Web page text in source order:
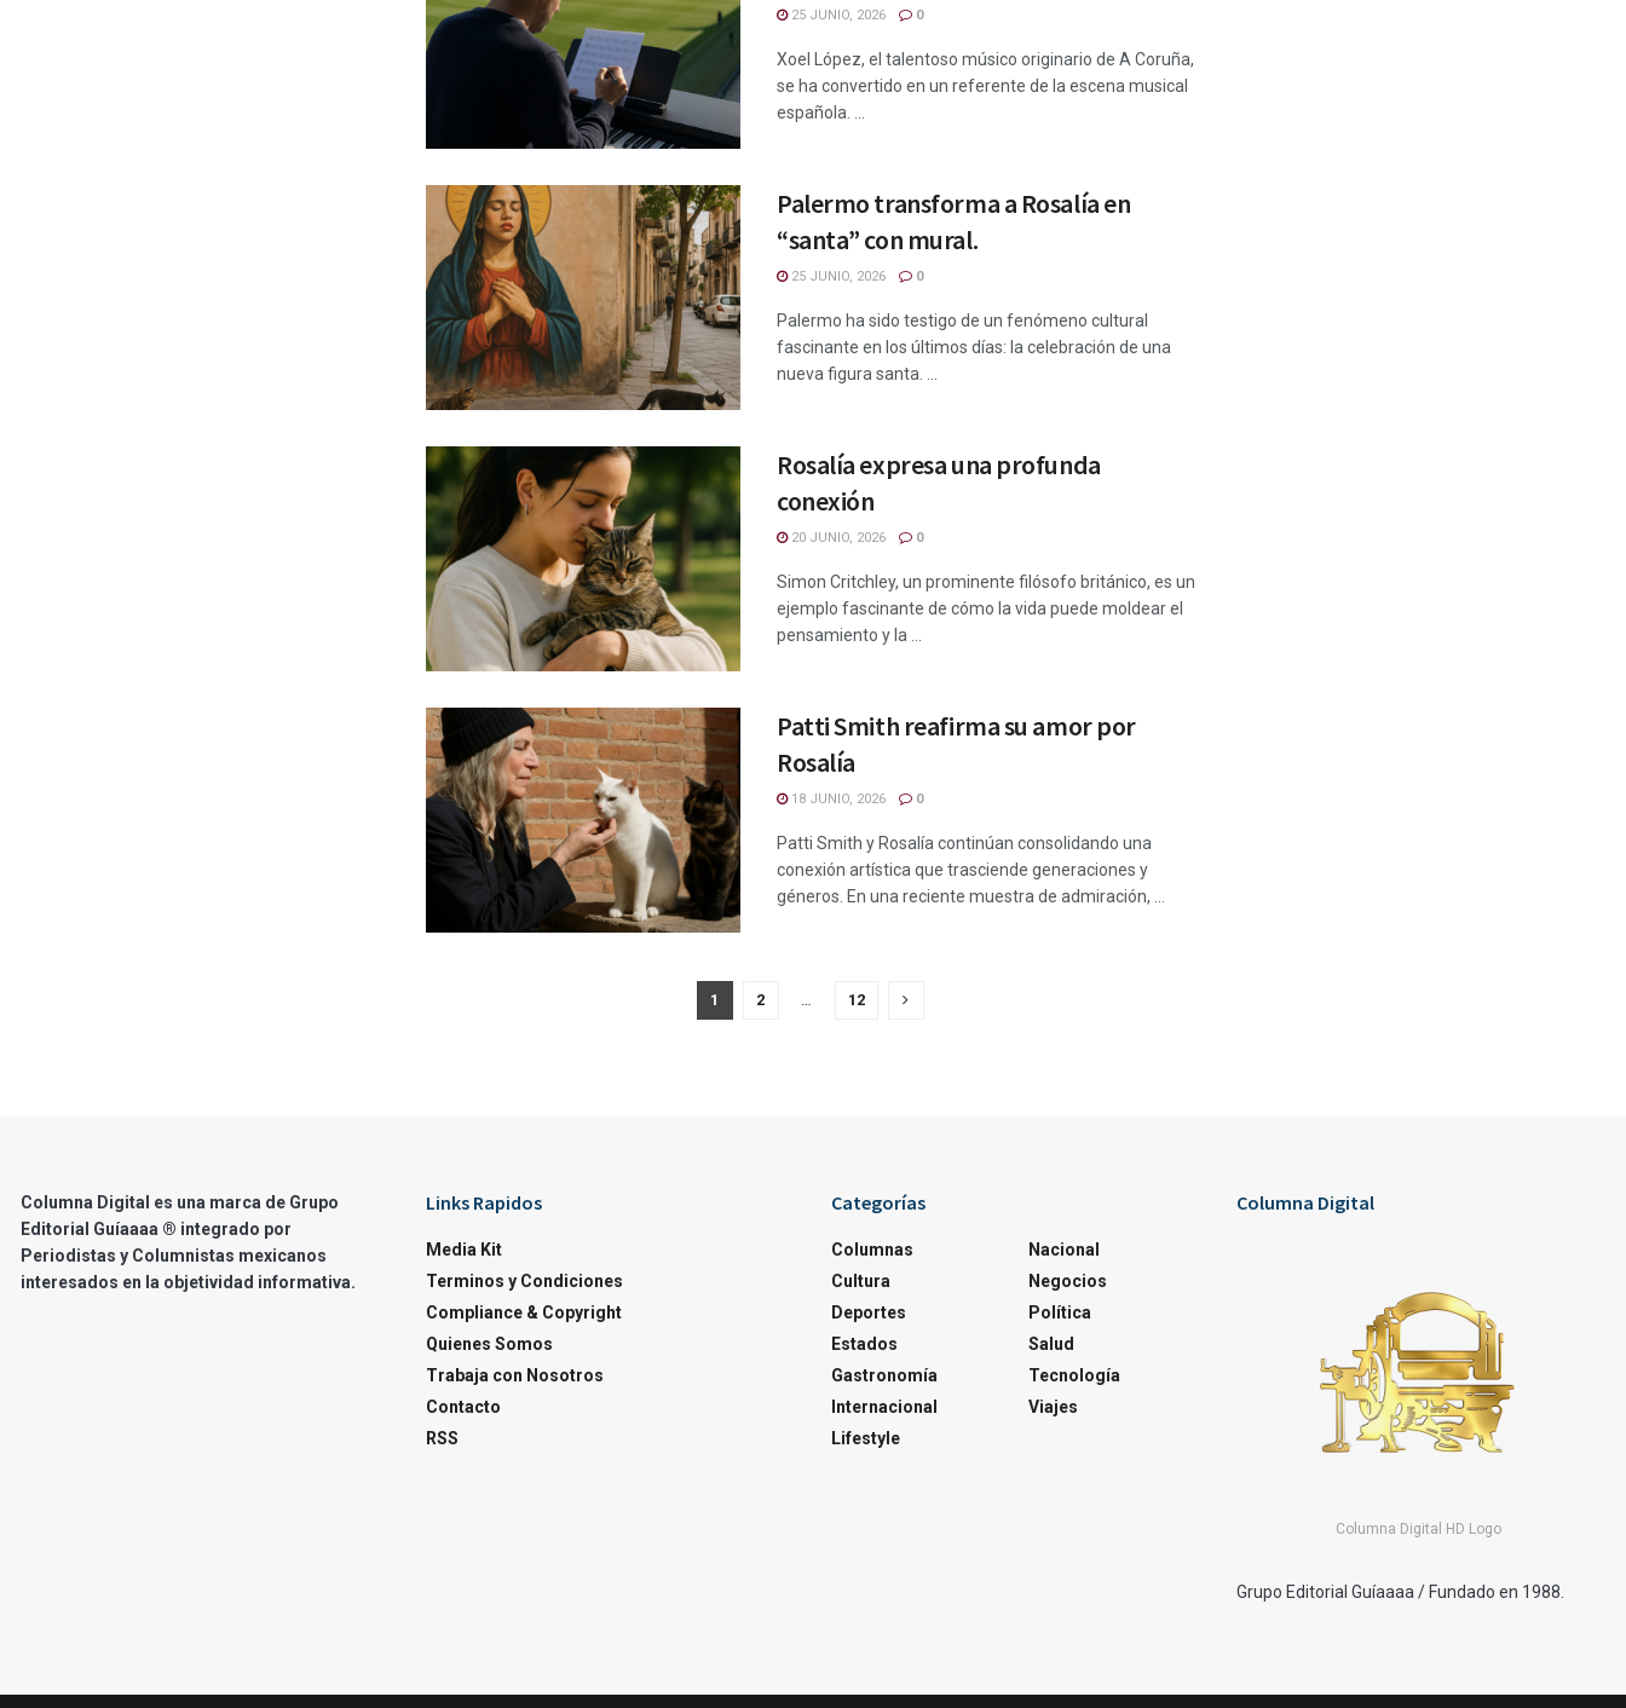
25 JUNIO, 2026 0
Xoel López, el talentoso músico originario de A Coruña,
se ha convertido en un referente de la escena musical
española. ...
Palermo transforma a Rosalía en
“santa” con mural.
25 JUNIO, 2026 0
Palermo ha sido testigo de un fenómeno cultural
fascinante en los últimos días: la celebración de una
nueva figura santa. ...
Rosalía expresa una profunda
conexión
20 JUNIO, 2026 0
Simon Critchley, un prominente filósofo británico, es un
ejemplo fascinante de cómo la vida puede moldear el
pensamiento y la ...
Patti Smith reafirma su amor por
Rosalía
18 JUNIO, 2026 0
Patti Smith y Rosalía continúan consolidando una
conexión artística que trasciende generaciones y
géneros. En una reciente muestra de admiración, ...
1 2 12
Columna Digital es una marca de Grupo
Editorial Guíaaaa ® integrado por
Periodistas y Columnistas mexicanos
interesados en la objetividad informativa.
Links Rapidos
Media Kit
Terminos y Condiciones
Compliance & Copyright
Quienes Somos
Trabaja con Nosotros
Contacto
RSS
Categorías
Columnas
Cultura
Deportes
Estados
Gastronomía
Internacional
Lifestyle
Nacional
Negocios
Política
Salud
Tecnología
Viajes
Columna Digital
Columna Digital HD Logo
Grupo Editorial Guíaaaa / Fundado en 1988.